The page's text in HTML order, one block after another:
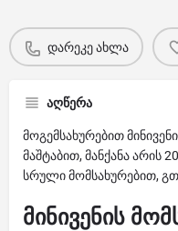
დარეკე ახლა
აღწერა
მოგემსახურებით
მაშტაბით, მანქანა
სრული მომსახურებით,
მინივენის